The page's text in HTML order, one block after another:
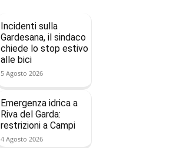
Incidenti sulla
Gardesana, il sindaco
chiede lo stop estivo
alle bici
5 Agosto 2026
Emergenza idrica a
Riva del Garda:
restrizioni a Campi
4 Agosto 2026